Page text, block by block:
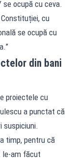
se ocupă cu ceva.
cu
se ocupă cu
din bani
proiectele cu
a punctat că
suspiciuni.
timp, pentru că
le-am făcut